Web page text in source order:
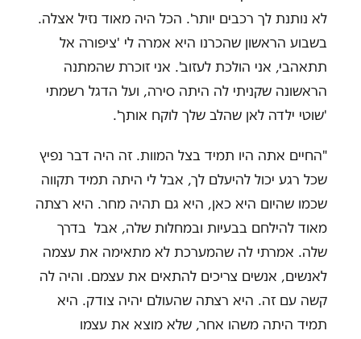
לא נותנת לך רכבים יותר'. הכל היה מאוד נזיל אצלה.
בשבוע הראשון שהכרנו היא אמרה לי 'ציפורה אל
תתאהבי, אני הולכת לעזוב'. אני זוכרת שהמתנה
הראשונה שקניתי לה היתה סירה, ועל הדגל רשמתי
'שוטי ילדה לאן שהלב שלך לוקח אותך'.
"החיים אתה היו תמיד בצל המוות. זה היה דבר נפיץ
שכל רגע יכול להיעלם לך, אבל לי היתה תמיד תקווה
שכמו שהיום היא כאן, היא גם תהיה מחר. היא רצתה
מאוד להילחם בבעיות ובמחלות שלה, אבל בדרך
שלה. אמרתי לה שהמערכת לא מתאימה את עצמה
לאנשים, אנשים צריכים להתאים את עצמם. והיה לה
קשה עם זה. היא רצתה שהעולם יהיה צודק. היא
תמיד היתה משהו אחר, שלא מוצא את עצמו